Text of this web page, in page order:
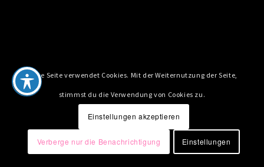
Diese Seite verwendet Cookies. Mit der Weiternutzung der Seite,
stimmst du die Verwendung von Cookies zu.
Einstellungen akzeptieren
Verberge nur die Benachrichtigung Einstellungen